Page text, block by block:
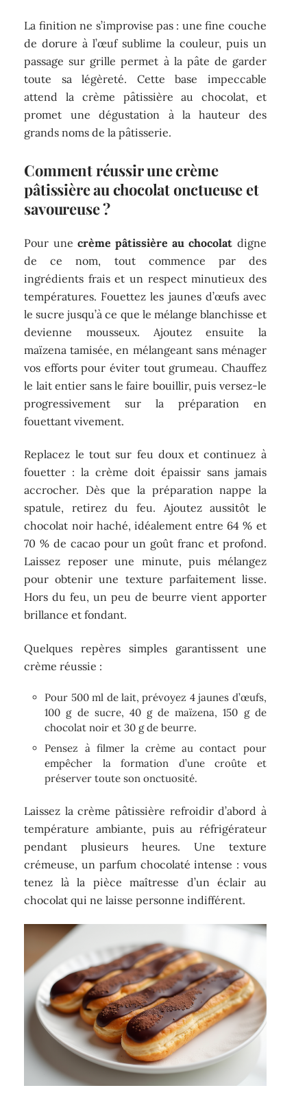
La finition ne s’improvise pas : une fine couche
de dorure à l’œuf sublime la couleur, puis un
passage sur grille permet à la pâte de garder
toute sa légèreté. Cette base impeccable
attend la crème pâtissière au chocolat, et
promet une dégustation à la hauteur des
grands noms de la pâtisserie.
Comment réussir une crème
pâtissière au chocolat onctueuse et
savoureuse ?
Pour une crème pâtissière au chocolat digne
de ce nom, tout commence par des
ingrédients frais et un respect minutieux des
températures. Fouettez les jaunes d’œufs avec
le sucre jusqu’à ce que le mélange blanchisse et
devienne mousseux. Ajoutez ensuite la
maïzena tamisée, en mélangeant sans ménager
vos efforts pour éviter tout grumeau. Chauffez
le lait entier sans le faire bouillir, puis versez-le
progressivement sur la préparation en
fouettant vivement.
Replacez le tout sur feu doux et continuez à
fouetter : la crème doit épaissir sans jamais
accrocher. Dès que la préparation nappe la
spatule, retirez du feu. Ajoutez aussitôt le
chocolat noir haché, idéalement entre 64 % et
70 % de cacao pour un goût franc et profond.
Laissez reposer une minute, puis mélangez
pour obtenir une texture parfaitement lisse.
Hors du feu, un peu de beurre vient apporter
brillance et fondant.
Quelques repères simples garantissent une
crème réussie :
Pour 500 ml de lait, prévoyez 4 jaunes d’œufs,
100 g de sucre, 40 g de maïzena, 150 g de
chocolat noir et 30 g de beurre.
Pensez à filmer la crème au contact pour
empêcher la formation d’une croûte et
préserver toute son onctuosité.
Laissez la crème pâtissière refroidir d’abord à
température ambiante, puis au réfrigérateur
pendant plusieurs heures. Une texture
crémeuse, un parfum chocolaté intense : vous
tenez là la pièce maîtresse d’un éclair au
chocolat qui ne laisse personne indifférent.